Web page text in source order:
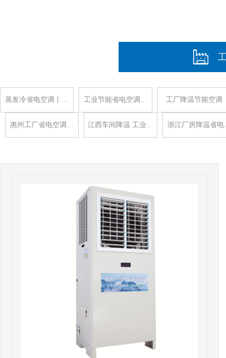
蒸发冷省电空调丨… 工业节能省电空调… 工厂降温节能空调
惠州工厂省电空调… 江西车间降温 工业… 浙江厂房降温省